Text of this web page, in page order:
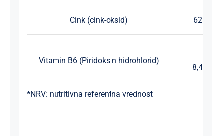
Cink (cink-oksid) 62 mg
Vitamin B6 (Piridoksin hidrohlorid)
8,4 mg
*NRV: nutritivna referentna vrednost